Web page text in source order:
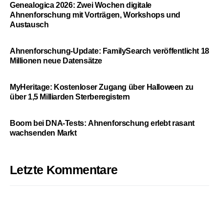
Genealogica 2026: Zwei Wochen digitale
Ahnenforschung mit Vorträgen, Workshops und
Austausch
Ahnenforschung-Update: FamilySearch veröffentlicht 18
Millionen neue Datensätze
MyHeritage: Kostenloser Zugang über Halloween zu
über 1,5 Milliarden Sterberegistern
Boom bei DNA-Tests: Ahnenforschung erlebt rasant
wachsenden Markt
Letzte Kommentare